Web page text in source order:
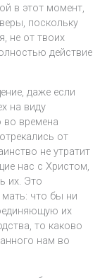
в этот момент,
поскольку
не от твоих
действие
даже если
на виду
во времена
от
не утратит
нас с Христом,
их. Это
что бы ни
их
то каково
нам во